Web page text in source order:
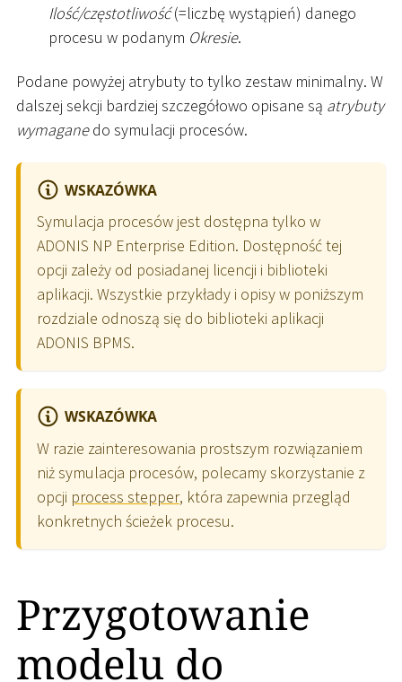
Ilość/częstotliwość(=liczbę wystąpień) danego
procesu w podanym Okresie.
Podane powyżej atrybuty to tylko zestaw minimalny. W
dalszej sekcji bardziej szczegółowo opisane są atrybuty
wymaganedo symulacji procesów.
WSKAZÓWKA
Symulacja procesów jest dostępna tylko w
ADONIS NP Enterprise Edition. Dostępność tej
opcji zależy od posiadanej licencji i biblioteki
aplikacji. Wszystkie przykłady i opisy w poniższym
rozdziale odnoszą się do biblioteki aplikacji
ADONIS BPMS.
WSKAZÓWKA
W razie zainteresowania prostszym rozwiązaniem
niż symulacja procesów, polecamy skorzystanie z
opcji process stepper, która zapewnia przegląd
konkretnych ścieżek procesu.
Przygotowanie
modelu do